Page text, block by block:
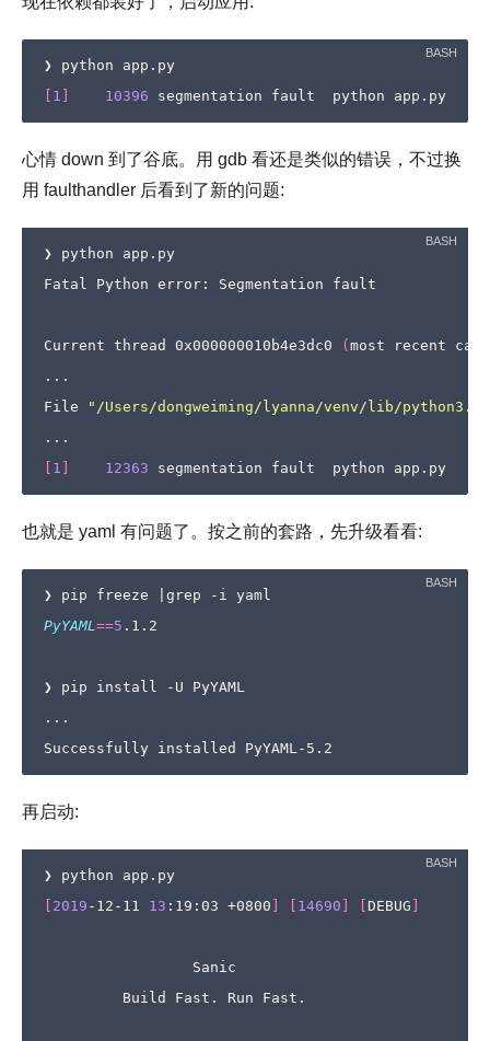
1 10396
心情 down 到了谷底。用 gdb 看还是类似的错误，不过换
用 faulthandler 后看到了新的问题:
❯ python app.py
Fatal Python error: Segmentation fault
Current thread 0x000000010b4e3dc0 ( most recent
...
File
"/Users/dongweiming/lyanna/venv/lib/
1 12363
也就是 yaml 有问题了。按之前的套路，先升级看看:
❯ pip freeze
PyYAML==5 .1.2
❯ pip install -U PyYAML
...
再启动:
2019 -12-11 13 :19:03 +0800 14690 DEBUG
                 Sanic
         Build Fast. Run Fast.